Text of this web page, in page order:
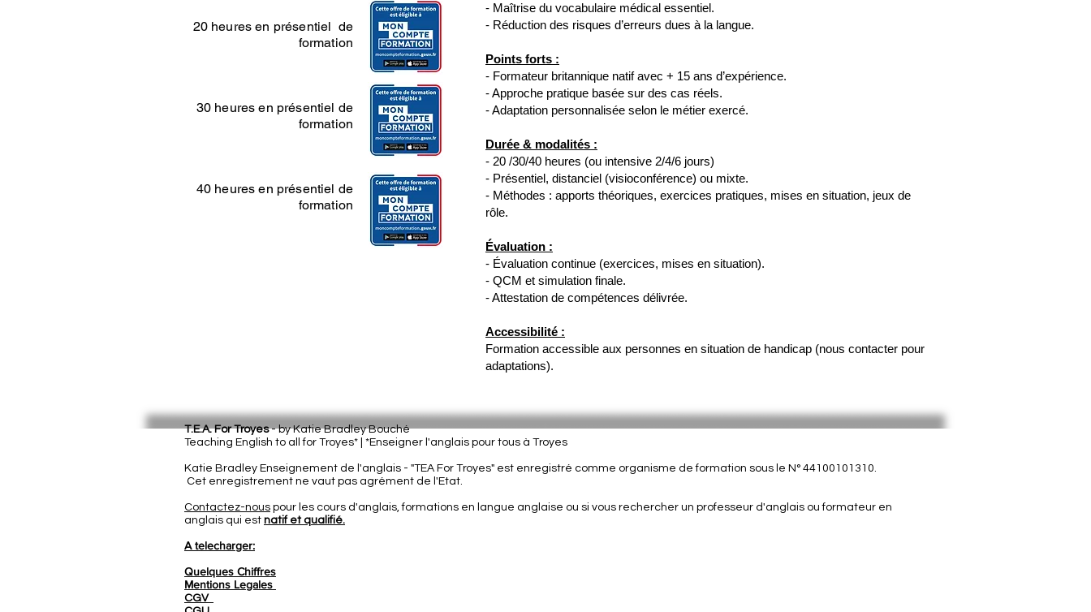
20 heures en présentiel de
formation
30 heures en présentiel de
formation
40 heures en présentiel de
formation
- Maîtrise du vocabulaire médical essentiel.
- Réduction des risques d’erreurs dues à la langue.
Points forts :
- Formateur britannique natif avec + 15 ans d’expérience.
- Approche pratique basée sur des cas réels.
- Adaptation personnalisée selon le métier exercé.
Durée & modalités :
- 20 /30/40 heures (ou intensive 2/4/6 jours)
- Présentiel, distanciel (visioconférence) ou mixte.
- Méthodes : apports théoriques, exercices pratiques, mises en situation, jeux de
rôle.
Évaluation :
- Évaluation continue (exercices, mises en situation).
- QCM et simulation finale.
- Attestation de compétences délivrée.
Accessibilité :
Formation accessible aux personnes en situation de handicap (nous contacter pour
adaptations).
T.E.A. For Troyes- by Katie Bradley Bouché
Teaching English to all for Troyes* | *Enseigner l'anglais pour tous à Troyes
Katie Bradley Enseignement de l'anglais - "TEA For Troyes" est enregistré comme organisme de formation sous le N° 44100101310.
Cet enregistrement ne vaut pas agrément de l'Etat.
Contactez-nous pour les cours d'anglais, formations en langue anglaise ou si vous rechercher un professeur d'anglais ou formateur en
anglais qui est natif et qualifié.
A telecharger:
Quelques Chiffres
Mentions Legales
CGV